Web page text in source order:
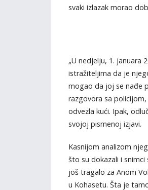
svaki izlazak morao
„U nedjelju, 1. januara
istražiteljima da je
mogao da joj se nađe
razgovora sa
odvezla kući. Ipak,
svojoj pismenoj izjavi.
Kasnijom analizom
što su dokazali i
još tragalo za Anom
u Kohasetu. Šta je